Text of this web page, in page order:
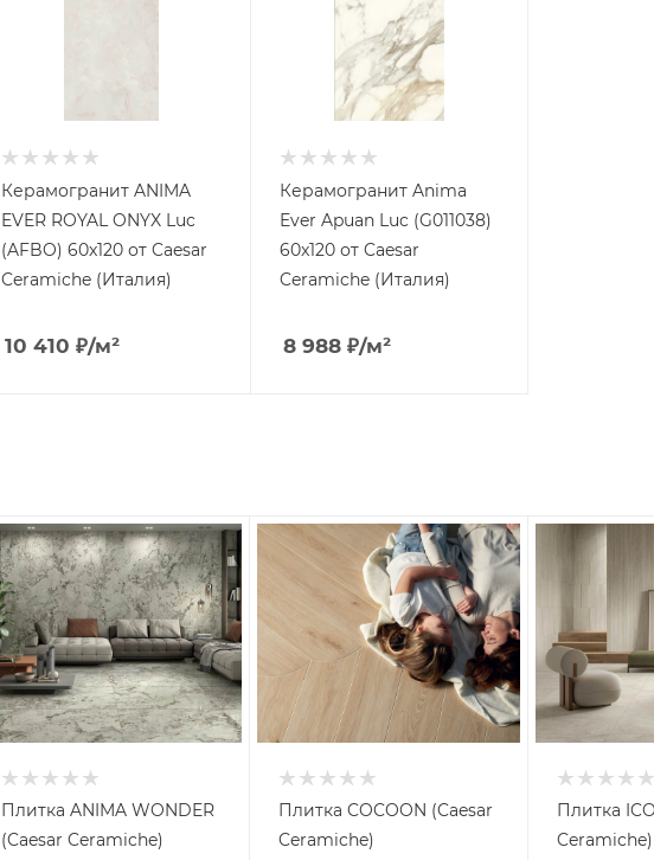
Керамогранит ANIMA
EVER ROYAL ONYX Luc
(AFBO) 60x120 от Caesar
Ceramiche (Италия)
10 410 ₽/м²
Керамогранит Anima
Ever Apuan Luc (G011038)
60x120 от Caesar
Ceramiche (Италия)
8 988₽/м²
Плитка ANIMA WONDER
(Caesar Ceramiche)
Плитка COCOON (Caesar
Ceramiche)
Плитка
Ceramiche)